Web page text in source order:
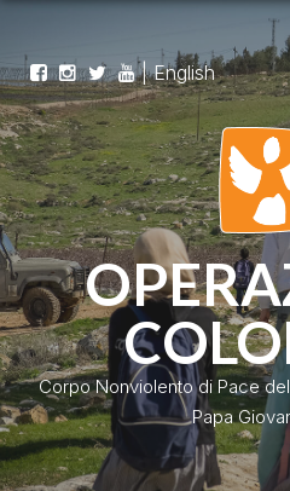
|English
Corpo Nonviolento di Pace
Papa